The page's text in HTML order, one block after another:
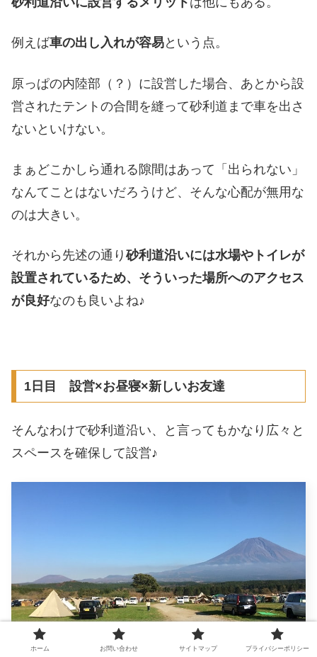
例えば車の出し入れが容易という点。
原っぱの内陸部（？）に設営した場合、あとから設
営されたテントの合間を縫って砂利道まで車を出さ
ないといけない。
まぁどこかしら通れる隙間はあって「出られない」
なんてことはないだろうけど、そんな心配が無用な
のは大きい。
それから先述の通り砂利道沿いには水場やトイレが
設置されているため、そういった場所へのアクセス
が良好なのも良いよね♪
1日目 設営×お昼寝×新しいお友達
そんなわけで砂利道沿い、と言ってもかなり広々と
スペースを確保して設営♪
ホーム お問い合わせ サイトマップ プライバシーポリシー